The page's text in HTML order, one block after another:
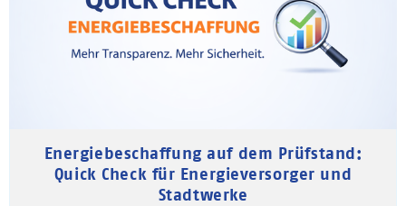
Energiebeschaffung auf dem Prüfstand:
Quick Check für Energieversorger und
Stadtwerke